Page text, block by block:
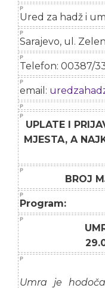
Ured za hadž i
Sarajevo, ul.
Telefon: 00387/
email:
UPLATE I
MJESTA, A
BROJ
Program:
Umra je